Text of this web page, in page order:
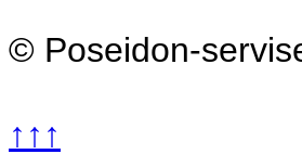
© Poseidon-
↑↑↑